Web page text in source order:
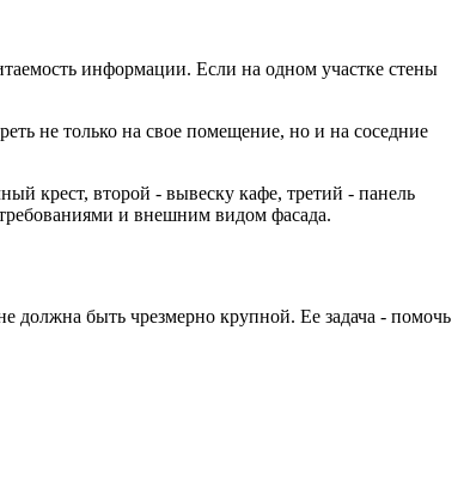
информации. Если на одном участке стены
не только на свое помещение, но и на соседние
крест, второй - вывеску кафе, третий - панель
и внешним видом фасада.
должна быть чрезмерно крупной. Ее задача - помочь